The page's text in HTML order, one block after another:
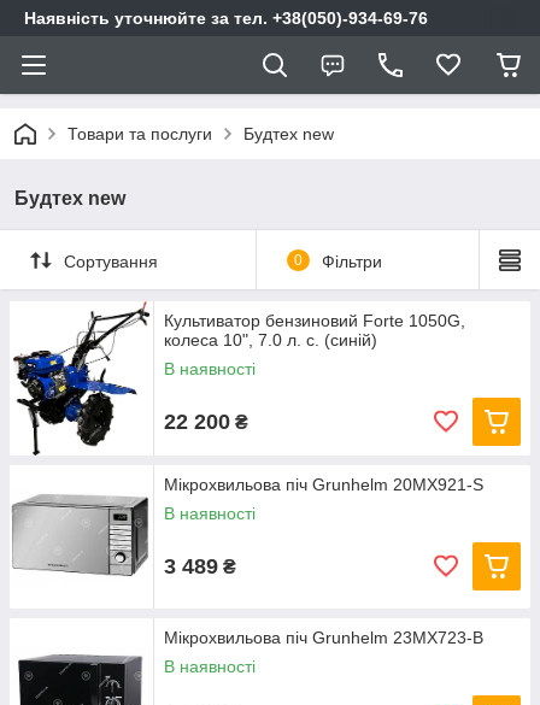
Наявність уточнюйте за тел. +38(050)-934-69-76
Товари та послуги Будтех new
Будтех new
Сортування 0 Фільтри
Культиватор бензиновий Forte 1050G,
колеса 10", 7.0 л. с. (синій)
В наявності
22 200 ₴
Мікрохвильова піч Grunhelm 20MX921-S
В наявності
3 489 ₴
Мікрохвильова піч Grunhelm 23MX723-B
В наявності